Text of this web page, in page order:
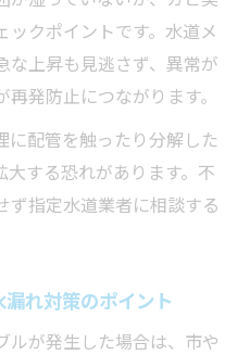
クポイントです。水道メ
な上昇も見逃さず、異常が
発防止につながります。
に配管を触ったり分解した
大する恐れがあります。不
ず指定水道業者に相談する
れ対策のポイント
ルが発生した場合は、市や